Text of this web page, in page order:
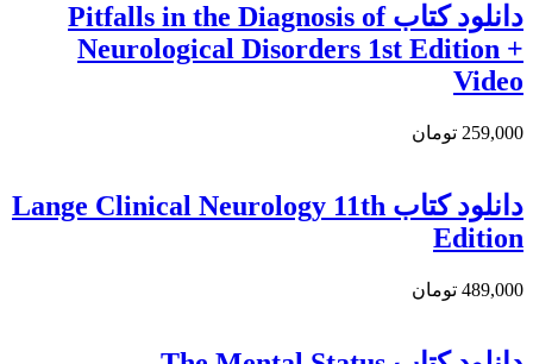
دانلود کتاب Pitfalls in the Diagnosis of
Neurological Disorders 1st Edition +
Video
259,000 تومان
دانلود کتاب Lange Clinical Neurology 11th
Edition
489,000 تومان